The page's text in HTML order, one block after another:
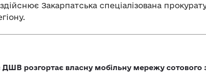
Закарпатська спеціалізована
ДШВ розгортає власну мобільну мережу сотового